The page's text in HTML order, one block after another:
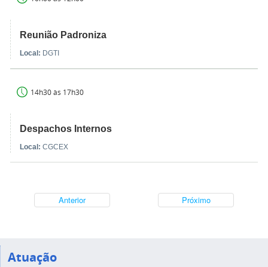
Reunião Padroniza
Local: DGTI
14h30 às 17h30
Despachos Internos
Local: CGCEX
Anterior Próximo
Atuação